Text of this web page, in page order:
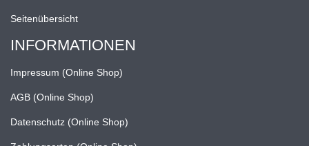
Seitenübersicht
INFORMATIONEN
Impressum (Online Shop)
AGB (Online Shop)
Datenschutz (Online Shop)